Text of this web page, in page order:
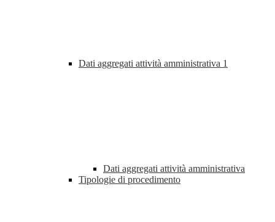
Dati aggregati attività amministrativa 1
Dati aggregati attività amministrativa
Tipologie di procedimento